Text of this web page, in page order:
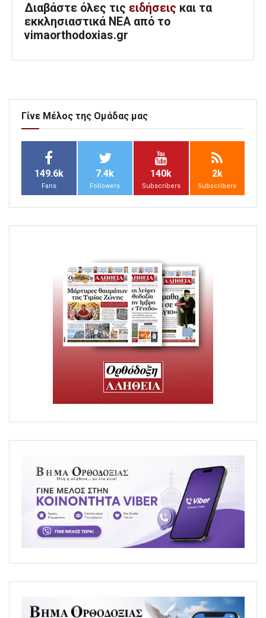
Διαβάστε όλες τις ειδήσεις και τα
εκκλησιαστικά ΝΕΑ από το
vimaorthodoxias.gr
Γίνε Μέλος της Ομάδας μας
149.6k
Fans
7.4k
Followers
140k
Subscribers
2k
Subscribers